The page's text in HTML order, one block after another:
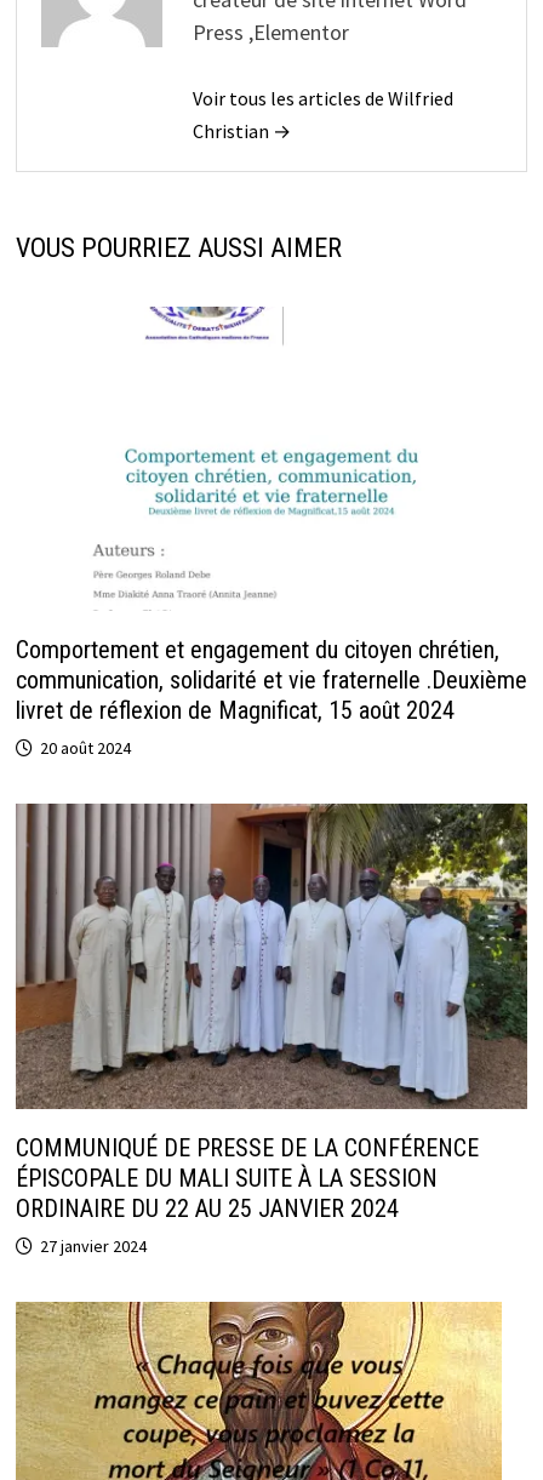
Press ,Elementor
Voir tous les articles de Wilfried
Christian →
VOUS POURRIEZ AUSSI AIMER
Comportement et engagement du citoyen chrétien,
communication, solidarité et vie fraternelle .Deuxième
livret de réflexion de Magnificat, 15 août 2024
20 août 2024
COMMUNIQUÉ DE PRESSE DE LA CONFÉRENCE
ÉPISCOPALE DU MALI SUITE À LA SESSION
ORDINAIRE DU 22 AU 25 JANVIER 2024
27 janvier 2024